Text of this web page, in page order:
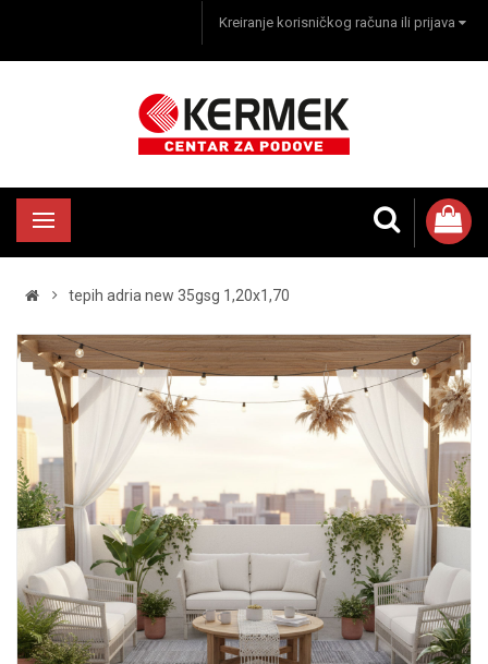
Kreiranje korisničkog računa ili prijava
tepih adria new 35gsg 1,20x1,70